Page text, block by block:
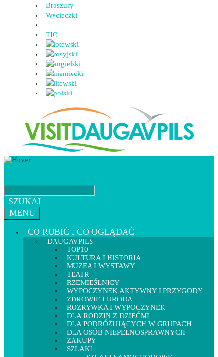
Broszury
Wycieczki
TIC
SZUKAJ
MENU
CO ROBIĆ I CO OGLĄDAĆ
DAUGAVPILS
TOP10
KULTURA I HISTORIA
MUZEA I WYSTAWY
TEATR
RZEMIEŚLNICY
WYPOCZYNEK AKTYWNY I PRZYGODY
ZDROWIE I URODA
ROZRYWKA I WYPOCZYNEK
DLA RODZIN Z DZIEĆMI
DLA PODRÓŻUJĄCYCH W GRUPACH
DLA OSÓB NIEPEŁNOSPRAWNYCH
ZAKUPY
SZLAKI